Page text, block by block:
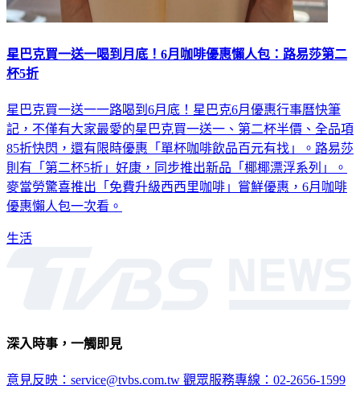
星巴克買一送一喝到月底！6月咖啡優惠懶人包：路易莎第二
杯5折
星巴克買一送一一路喝到6月底！星巴克6月優惠行事曆快筆
記，不僅有大家最愛的星巴克買一送一、第二杯半價、全品項
85折快閃，還有限時優惠「單杯咖啡飲品百元有找」。路易莎
則有「第二杯5折」好康，同步推出新品「椰椰漂浮系列」。
麥當勞驚喜推出「免費升級西西里咖啡」嘗鮮優惠，6月咖啡
優惠懶人包一次看。
生活
深入時事，一觸即見
意見反映：service@tvbs.com.tw 觀眾服務專線：02-2656-1599